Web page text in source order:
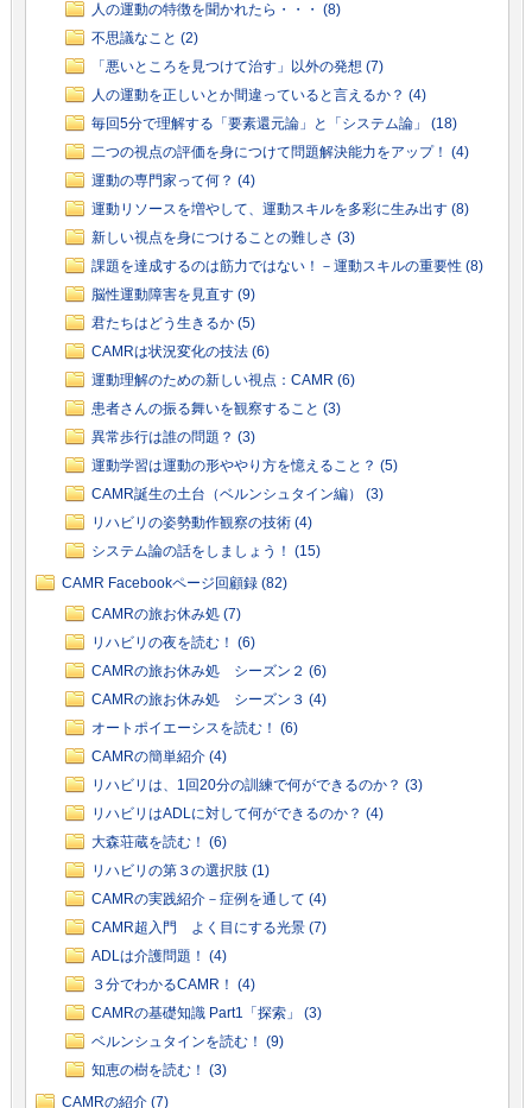
人の運動の特徴を聞かれたら・・・ (8)
不思議なこと (2)
「悪いところを見つけて治す」以外の発想 (7)
人の運動を正しいとか間違っていると言えるか？ (4)
毎回5分で理解する「要素還元論」と「システム論」 (18)
二つの視点の評価を身につけて問題解決能力をアップ！ (4)
運動の専門家って何？ (4)
運動リソースを増やして、運動スキルを多彩に生み出す (8)
新しい視点を身につけることの難しさ (3)
課題を達成するのは筋力ではない！－運動スキルの重要性 (8)
脳性運動障害を見直す (9)
君たちはどう生きるか (5)
CAMRは状況変化の技法 (6)
運動理解のための新しい視点：CAMR (6)
患者さんの振る舞いを観察すること (3)
異常歩行は誰の問題？ (3)
運動学習は運動の形ややり方を憶えること？ (5)
CAMR誕生の土台（ベルンシュタイン編） (3)
リハビリの姿勢動作観察の技術 (4)
システム論の話をしましょう！ (15)
CAMR Facebookページ回顧録 (82)
CAMRの旅お休み処 (7)
リハビリの夜を読む！ (6)
CAMRの旅お休み処 シーズン２ (6)
CAMRの旅お休み処 シーズン３ (4)
オートポイエーシスを読む！ (6)
CAMRの簡単紹介 (4)
リハビリは、1回20分の訓練で何ができるのか？ (3)
リハビリはADLに対して何ができるのか？ (4)
大森荘蔵を読む！ (6)
リハビリの第３の選択肢 (1)
CAMRの実践紹介－症例を通して (4)
CAMR超入門 よく目にする光景 (7)
ADLは介護問題！ (4)
３分でわかるCAMR！ (4)
CAMRの基礎知識 Part1「探索」 (3)
ベルンシュタインを読む！ (9)
知恵の樹を読む！ (3)
CAMRの紹介 (7)